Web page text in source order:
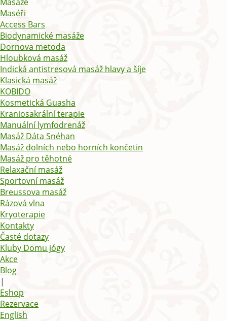
Maséři
Access Bars
Biodynamické masáže
Dornova metoda
Hloubková masáž
Indická antistresová masáž hlavy a šíje
Klasická masáž
KOBIDO
Kosmetická Guasha
Kraniosakrální terapie
Manuální lymfodrenáž
Masáž Dáta Snéhan
Masáž dolních nebo horních končetin
Masáž pro těhotné
Relaxační masáž
Sportovní masáž
Breussova masáž
Rázová vlna
Kryoterapie
Kontakty
Časté dotazy
Kluby Domu jógy
Akce
Blog
|
Eshop
Rezervace
English